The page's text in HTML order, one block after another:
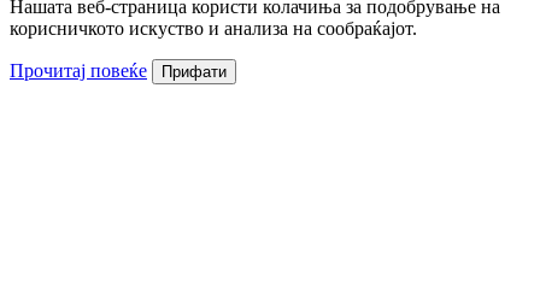
Нашата веб-страница користи колачиња за подобрување на
корисничкото искуство и анализа на сообраќајот.
Прочитај повеќе Прифати